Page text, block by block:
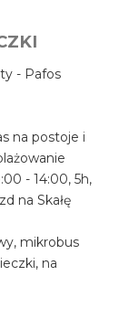
- Pafos
na postoje i
- 14:00, 5h,
na Skałę
mikrobus
na